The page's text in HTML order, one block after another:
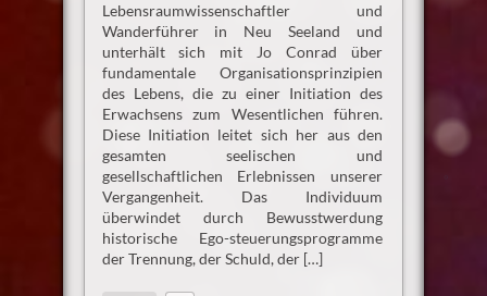
Lebensraumwissenschaftler und
Wanderführer in Neu Seeland und
unterhält sich mit Jo Conrad über
fundamentale Organisationsprinzipien
des Lebens, die zu einer Initiation des
Erwachsens zum Wesentlichen führen.
Diese Initiation leitet sich her aus den
gesamten seelischen und
gesellschaftlichen Erlebnissen unserer
Vergangenheit. Das Individuum
überwindet durch Bewusstwerdung
historische Ego-steuerungsprogramme
der Trennung, der Schuld, der […]